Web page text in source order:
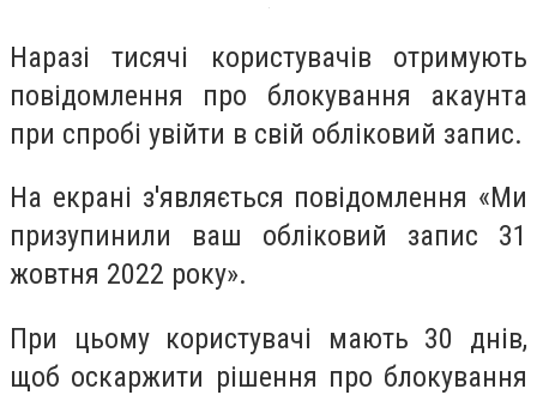
Наразі тисячі користувачів отримують
повідомлення про блокування акаунта
при спробі увійти в свій обліковий запис.
На екрані з'являється повідомлення «Ми
призупинили ваш обліковий запис 31
жовтня 2022 року».
При цьому користувачі мають 30 днів,
щоб оскаржити рішення про блокування